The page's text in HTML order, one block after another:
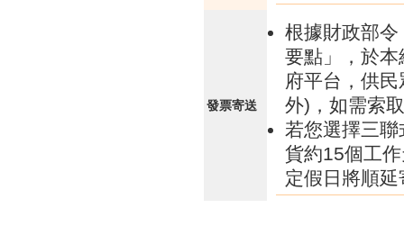
發票寄送
根據財政部
要點」，於
府平台，供
外)，如需索
若您選擇三
貨約15個工
定假日將順延